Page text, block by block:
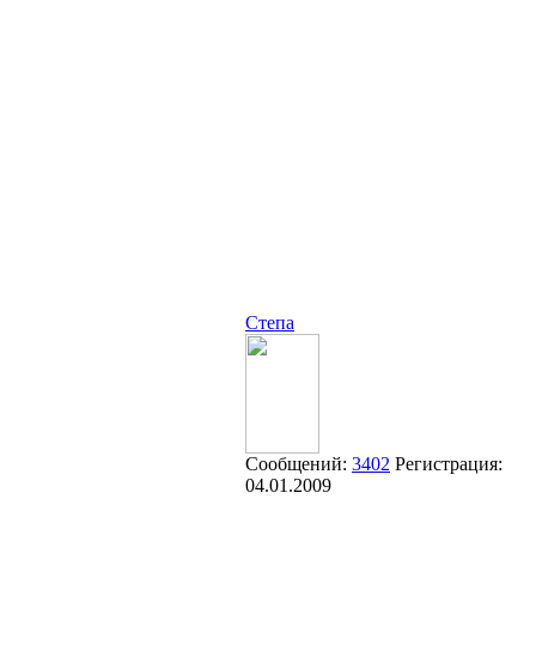
Степа
Сообщений: 3402 Регистрация:
04.01.2009